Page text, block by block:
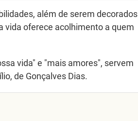
além de serem decorados
vida oferece acolhimento a quem
vida" e "mais amores", servem
de Gonçalves Dias.